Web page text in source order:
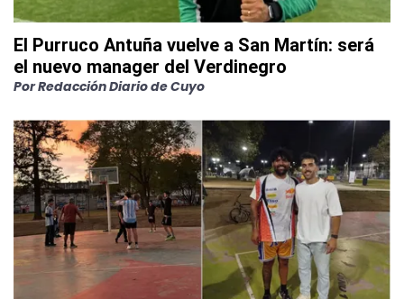
El Purruco Antuña vuelve a San Martín: será
el nuevo manager del Verdinegro
PorRedacción Diario de Cuyo